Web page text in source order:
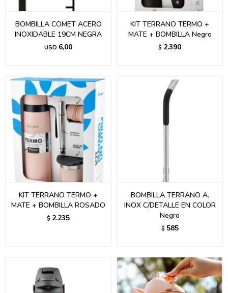
BOMBILLA COMET ACERO
INOXIDABLE 19CM NEGRA
USD 6,00
KIT TERRANO TERMO +
MATE + BOMBILLA Negro
$ 2.390
KIT TERRANO TERMO +
MATE + BOMBILLA ROSADO
$ 2.235
BOMBILLA TERRANO A.
INOX C/DETALLE EN COLOR
Negro
$ 585